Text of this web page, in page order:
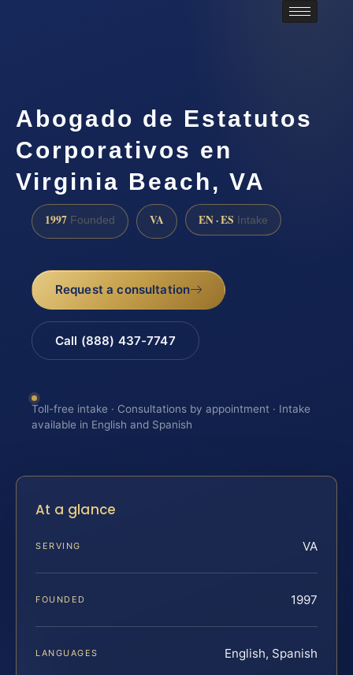
Abogado de Estatutos
Corporativos en
Virginia Beach, VA
1997 Founded VA EN · ES Intake
Request a consultation
Call (888) 437-7747
Toll-free intake · Consultations by appointment · Intake
available in English and Spanish
At a glance
SERVING VA
FOUNDED 1997
LANGUAGES English, Spanish